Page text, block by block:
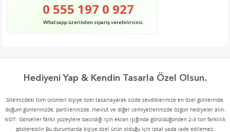
0 555 197 0 927
Whatsapp üzerinden sipariş verebilirsiniz.
Hediyeni Yap & Kendin Tasarla Özel Olsun.
Sitemizdeki tüm ürünleri kişiye özel tasarlayarak sizde sevdiklerinize en özel günlerinde,
doğum günlerinizde, partilerinizde, mevlüt ve diğer cemiyetlerinizde özgün hediyeler alın.
NOT: Görseller farklı yüzeylere basıldığı için ekran ışığında görüldüğünden 2-3 ton farklılık
gösterebilir.Bu durumlarda kişiye özel ürün olduğu için iptal yada iade edilemez.